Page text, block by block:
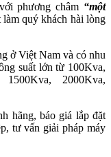
phương châm “một
quý khách hài lòng
ở Việt Nam và có nhu
suất lớn từ 100Kva,
2000Kva,
hãng, báo giá lắp đặt
tư vấn giải pháp máy